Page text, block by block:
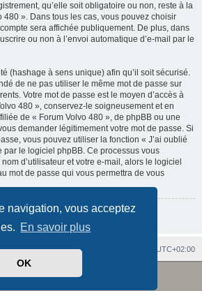
navigation, vous acceptez
En savoir plus
OK
qu’elle soit obligatoire ou non, reste à la
480 ». Dans tous les cas, vous pouvez choisir
sera affichée publiquement. De plus, dans
ou non à l’envoi automatique d’e-mail par le
(hashage à sens unique) afin qu’il soit sécurisé.
de ne pas utiliser le même mot de passe sur
Votre mot de passe est le moyen d’accès à
480 », conservez-le soigneusement et en
de « Forum Volvo 480 », de phpBB ou une
demander légitimement votre mot de passe. Si
vous pouvez utiliser la fonction « J’ai oublié
par le logiciel phpBB. Ce processus vous
d’utilisateur et votre e-mail, alors le logiciel
mot de passe qui vous permettra de vous
UTC+02:00
Revolution style by
phpBB® Forum Software © phpBB Limited